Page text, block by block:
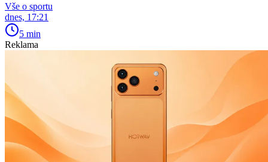
Vše o sportu
dnes, 17:21
5 min
Reklama